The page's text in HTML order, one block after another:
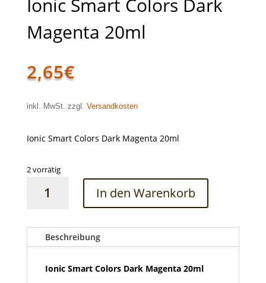
Ionic Smart Colors Dark
Magenta 20ml
2,65€
inkl. MwSt. zzgl. Versandkosten
Ionic Smart Colors Dark Magenta 20ml
2 vorrätig
Smart
Magenta
Menge
In den Warenkorb
Beschreibung
Ionic Smart Colors Dark Magenta 20ml